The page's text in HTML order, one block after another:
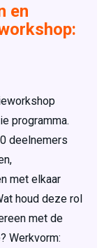
en
programma.
deelnemers
met elkaar
houd deze rol
met de
Werkvorm: